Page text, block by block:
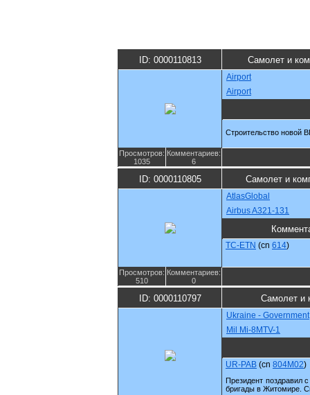
ID: 0000110813 Самолет и
Airport
Airport
Строительство новой
Просмотров:
1035
Комментариев:
6
ID: 0000110805 Самолет и
AtlasGlobal
Airbus A321-131
TC-ETN (cn 614)
Просмотров:
510
Комментариев:
0
ID: 0000110797 Самолет и
Ukraine - Government
Mil Mi-8MTV-1
UR-PAB (cn 804M02)
Президент поздравил
бригады в Житомире.